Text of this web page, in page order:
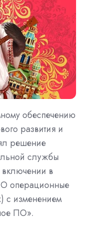
обеспечению
развития и
решение
службы
в
операционные
с изменением
ПО».